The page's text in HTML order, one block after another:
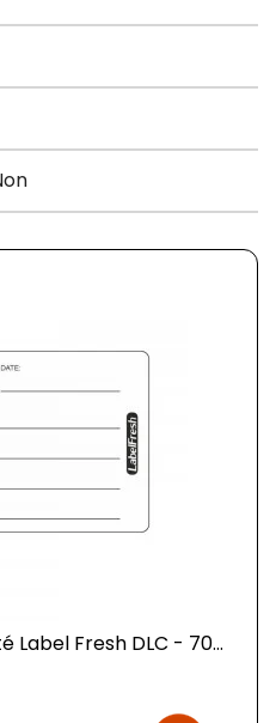
Label Fresh DLC - 70...